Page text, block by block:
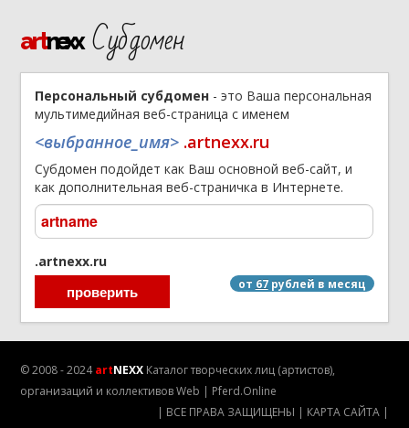
artnexx Субдомен
Персональный субдомен - это Ваша персональная
мультимедийная веб-страница с именем
<выбранное_имя> .artnexx.ru
Субдомен подойдет как Ваш основной веб-сайт, и
как дополнительная веб-страничка в Интернете.
.artnexx.ru
от 67рублей в месяц
© 2008 - 2024artNEXX Каталог творческих лиц (артистов),
организаций и коллективовWeb | Pferd.Online
| ВСЕ ПРАВА ЗАЩИЩЕНЫ | КАРТА САЙТА|